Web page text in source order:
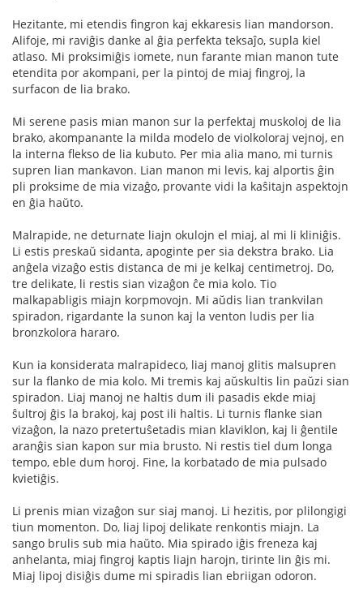
Hezitante, mi etendis fingron kaj ekkaresis lian mandorson.
Alifoje, mi raviĝis danke al ĝia perfekta teksaĵo, supla kiel
atlaso. Mi proksimiĝis iomete, nun farante mian manon tute
etendita por akompani, per la pintoj de miaj fingroj, la
surfacon de lia brako.
Mi serene pasis mian manon sur la perfektaj muskoloj de lia
brako, akompanante la milda modelo de violkoloraj vejnoj, en
la interna flekso de lia kubuto. Per mia alia mano, mi turnis
supren lian mankavon. Lian manon mi levis, kaj alportis ĝin
pli proksime de mia vizaĝo, provante vidi la kaŝitajn aspektojn
en ĝia haŭto.
Malrapide, ne deturnate liajn okulojn el miaj, al mi li kliniĝis.
Li estis preskaŭ sidanta, apoginte per sia dekstra brako. Lia
anĝela vizaĝo estis distanca de mi je kelkaj centimetroj. Do,
tre delikate, li restis sian vizaĝon ĉe mia kolo. Tio
malkapabligis miajn korpmovojn. Mi aŭdis lian trankvilan
spiradon, rigardante la sunon kaj la venton ludis per lia
bronzkolora hararo.
Kun ia konsiderata malrapideco, liaj manoj glitis malsupren
sur la flanko de mia kolo. Mi tremis kaj aŭskultis lin paŭzi sian
spiradon. Liaj manoj ne haltis dum ili pasadis ekde miaj
ŝultroj ĝis la brakoj, kaj post ili haltis. Li turnis flanke sian
vizaĝon, la nazo pretertuŝetadis mian klaviklon, kaj li ĝentile
aranĝis sian kapon sur mia brusto. Ni restis tiel dum longa
tempo, eble dum horoj. Fine, la korbatado de mia pulsado
kvietiĝis.
Li prenis mian vizaĝon sur siaj manoj. Li hezitis, por plilongigi
tiun momenton. Do, liaj lipoj delikate renkontis miajn. La
sango brulis sub mia haŭto. Mia spirado iĝis freneza kaj
anhelanta, miaj fingroj kaptis liajn harojn, tirinte lin ĝis mi.
Miaj lipoj disiĝis dume mi spiradis lian ebriigan odoron.